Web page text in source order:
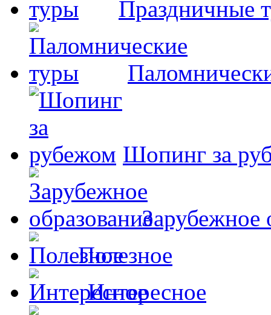
Праздничные
Шопинг за
Зарубежное
Полезное
Интересное